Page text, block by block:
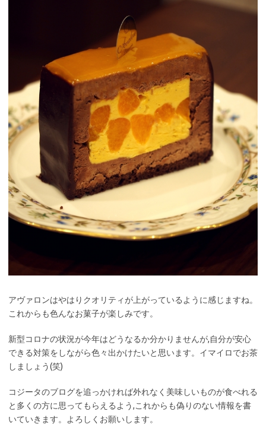
アヴァロンはやはりクオリティが上がっているように感じますね。
これからも色んなお菓子が楽しみです。
新型コロナの状況が今年はどうなるか分かりませんが,自分が安心
できる対策をしながら色々出かけたいと思います。イマイロでお茶
しましょう(笑)
コジータのブログを追っかければ外れなく美味しいものが食べれる
と多くの方に思ってもらえるよう,これからも偽りのない情報を書
いていきます。よろしくお願いします。